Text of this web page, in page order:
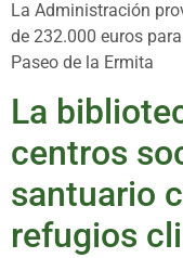
La Administración
de 232.000 euros
Paseo de la Ermita
La
centros
santuario
refugios